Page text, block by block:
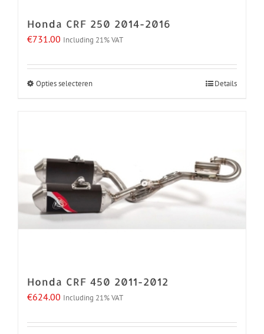
productpagina
Honda CRF 250 2014-2016
€731.00 Including 21% VAT
Opties selecterenDit
Deze
optie
kan
gekozen
productpagina
Details
Honda CRF 450 2011-2012
€624.00 Including 21% VAT